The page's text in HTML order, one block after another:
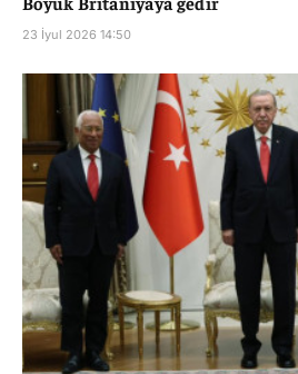
23 İyul 2026 14:50